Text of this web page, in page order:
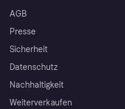
AGB
Presse
Sicherheit
Datenschutz
Nachhaltigkeit
Weiterverkaufen